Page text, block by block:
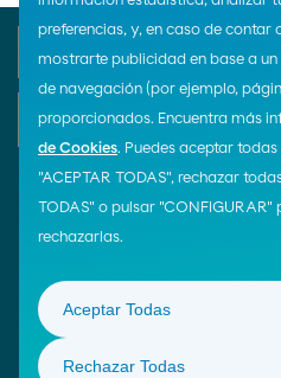
preferencias, y, en caso de contar
mostrarte publicidad en base a
de navegación (por ejemplo,
proporcionados. Encuentra más
de Cookies. Puedes aceptar
"ACEPTAR TODAS", rechazar
TODAS" o pulsar
rechazarlas.
Rechazar Todas
Aceptar Todas
Teléfono de emergencia
900 33 77 33
Moeve